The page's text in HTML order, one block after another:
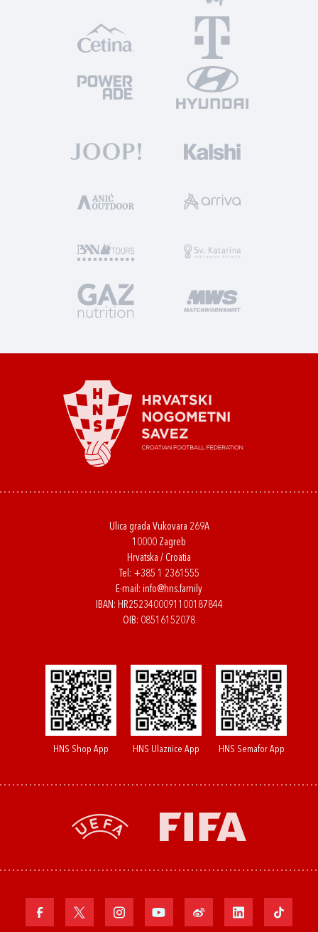
Ulica grada Vukovara 269A
10000 Zagreb
Hrvatska / Croatia
Tel: +385 1 2361555
E-mail: info@hns.family
IBAN: HR2523400091100187844
OIB: 08516152078
HNS Shop App HNS Ulaznice App HNS Semafor App